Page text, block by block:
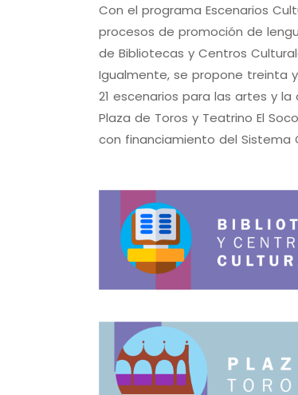
Con el programa Escenarios
procesos de promoción de
de Bibliotecas y Centros
Igualmente, se propone treinta
21 escenarios para las artes y
Plaza de Toros y Teatrino El
con financiamiento del Sistema